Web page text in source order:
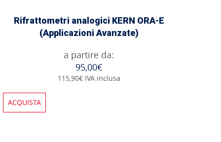
Rifrattometri analogici KERN ORA-E
(Applicazioni Avanzate)
a partire da:
95,00€
115,90€ IVA inclusa
ACQUISTA